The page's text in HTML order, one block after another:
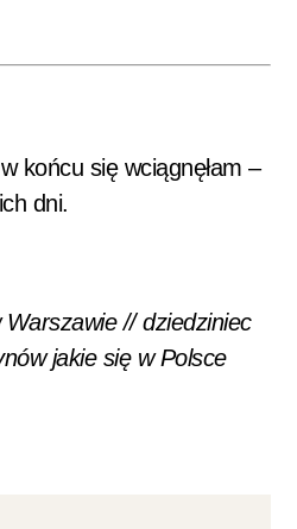
końcu się wciągnęłam –
dni.
// dziedziniec
jakie się w Polsce